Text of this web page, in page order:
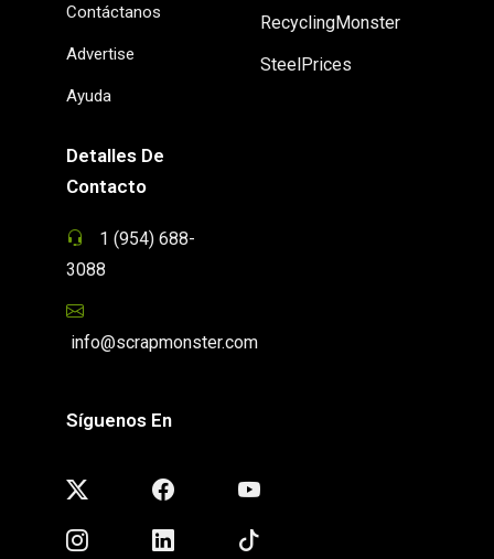
Contáctanos
Advertise
Ayuda
RecyclingMonster
SteelPrices
Detalles De
Contacto
1 (954) 688-
3088
info@scrapmonster.com
Síguenos En